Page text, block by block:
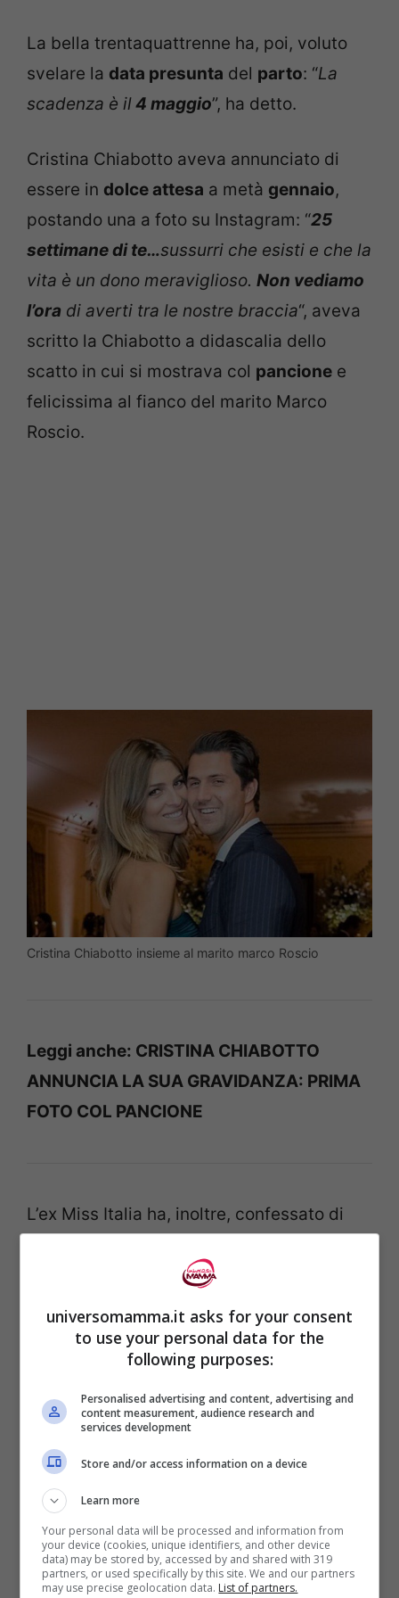
La bella trentaquattrenne ha, poi, voluto
svelare la data presunta del parto: “La
scadenza è il4 maggio”, ha detto.
Cristina Chiabotto aveva annunciato di
essere in dolce attesa a metà gennaio,
postando una a foto su Instagram: “25
settimane di te…sussurri che esisti e che la
vita è un dono meraviglioso. Non vediamo
l’ora di averti tra le nostre braccia“, aveva
scritto la Chiabotto a didascalia dello
scatto in cui si mostrava col pancione e
felicissima al fianco del marito Marco
Roscio.
Cristina Chiabotto insieme al marito marco Roscio
Leggi anche: CRISTINA CHIABOTTO
ANNUNCIA LA SUA GRAVIDANZA: PRIMA
FOTO COL PANCIONE
L’ex Miss Italia ha, inoltre, confessato di
insieme al marito Marco Roscio, ma di
volerlo rendere noto solo più in là. A tal
proposito, infatti, ha spiegato che
mancano pochissimi giorni prima che
cominci a dare qualche indizio in più sul
nome della bambina: “
ha scritto.
Cristina Chiabotto sta già
preparando la cameretta della
piccola
universomamma.it asks for your consent
to use your personal data for the
following purposes:
Personalised advertising and content, advertising and
content measurement, audience research and
services development
Store and/or access information on a device
Learn more
Your personal data will be processed and information from
your device (cookies, unique identifiers, and other device
data) may be stored by, accessed by and shared with 319
partners, or used specifically by this site. We and our partners
may use precise geolocation data. List of partners.